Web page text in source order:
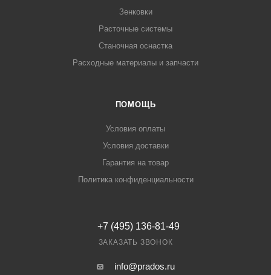
Зенковки
Расточные системы
Станочная оснастка
Расходные материалы и запчасти
ПОМОЩЬ
Условия оплаты
Условия доставки
Гарантия на товар
Политика конфиденциальности
+7 (495) 136-81-49
ЗАКАЗАТЬ ЗВОНОК
info@prados.ru